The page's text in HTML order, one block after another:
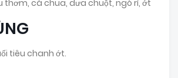
thơm, cà chua, dưa chuột, ngò rí, ớt
tiêu chanh ớt.